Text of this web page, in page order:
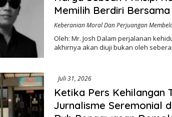
Memilih Berdiri
Keberanian Moral Dan Perjuangan
Oleh: Mr. Josh Dalam perjalanan
akhirnya akan diuji bukan oleh
Juli 31, 2026
Ketika Pers Kehilangan
Jurnalisme Seremonial